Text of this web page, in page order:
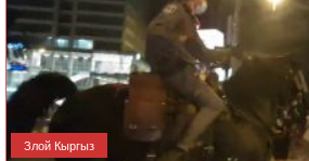
Злой Кыргыз